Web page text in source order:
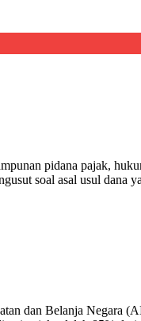
pidana pajak,
soal asal usul dana
dan Belanja Negara